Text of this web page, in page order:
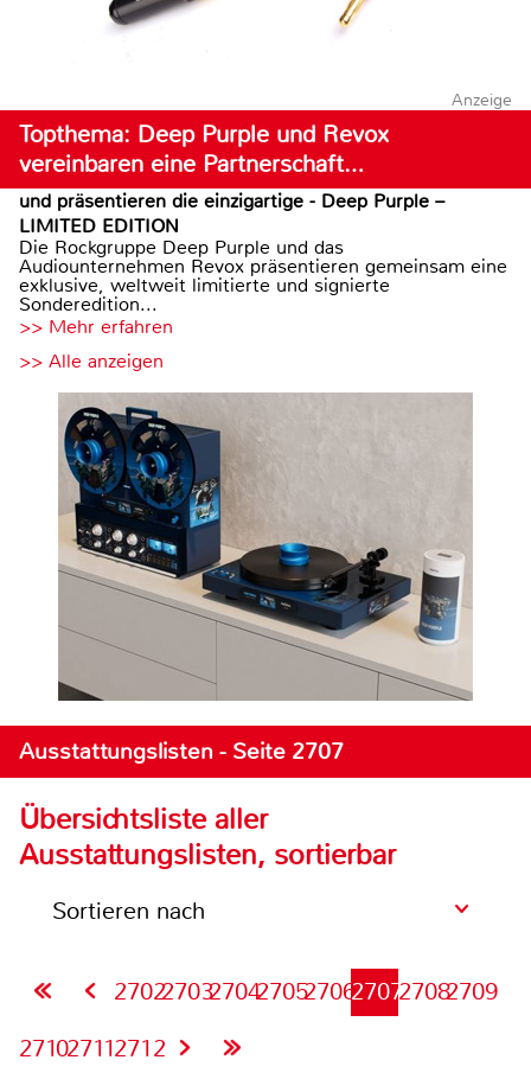
Anzeige
Topthema: Deep Purple und Revox
vereinbaren eine Partnerschaft…
und präsentieren die einzigartige - Deep Purple –
LIMITED EDITION
Die Rockgruppe Deep Purple und das
Audiounternehmen Revox präsentieren gemeinsam eine
exklusive, weltweit limitierte und signierte
Sonderedition...
>> Mehr erfahren
>> Alle anzeigen
Ausstattungslisten - Seite 2707
Übersichtsliste aller
Ausstattungslisten, sortierbar
Sortieren nach
27022703270427052706270727082709
271027112712